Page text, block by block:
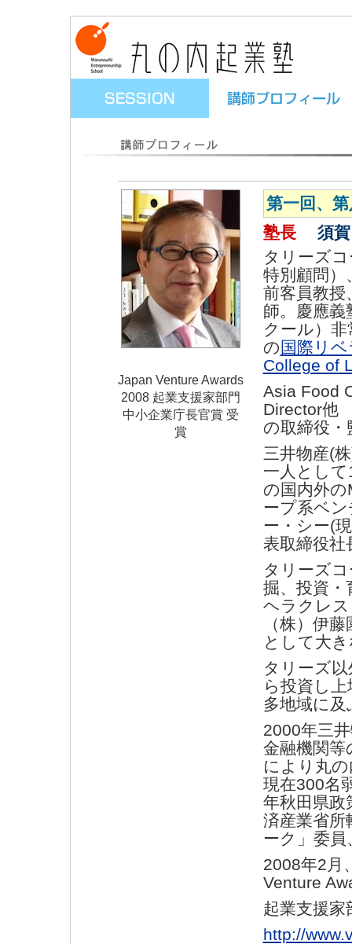
Japan Venture Awards
2008 起業支援家部門
中小企業庁長官賞 受
賞
第一回、
塾長須賀
タリーズ
特別顧問）
前客員教授
師。慶應義
クール）
の 国際リ
College of
Asia Food
Director他
の取締役・
三井物産(
一人とし
の国内外
ープ系ベ
ー・シー(
表取締役社
タリーズ
掘、投資・
ヘラクレ
（株）伊
として大
タリーズ
ら投資し
多地域に及
2000年三
金融機関等
により丸
現在300名
年秋田県政
済産業省所
ーク」委
2008年2月
Venture
起業支援家
http://